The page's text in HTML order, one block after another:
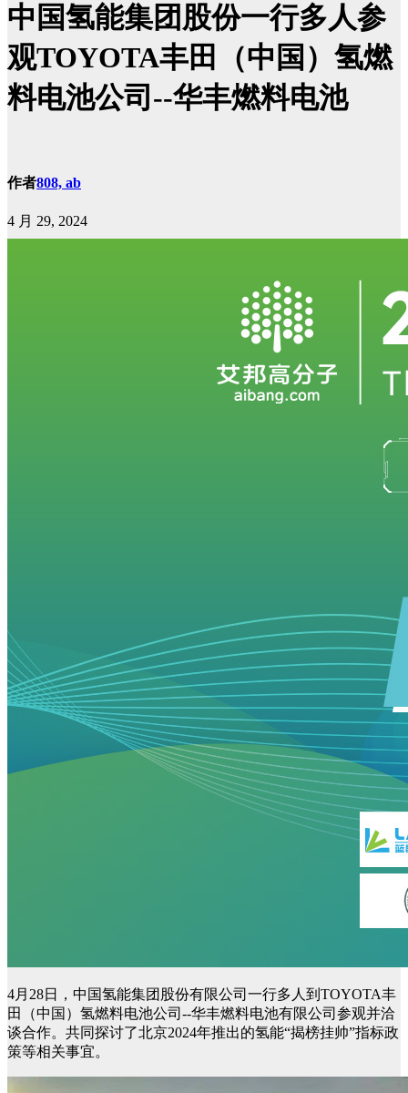
中国氢能集团股份一行多人参
观TOYOTA丰田（中国）氢燃
料电池公司--华丰燃料电池
作者808, ab
4 月 29, 2024
4月28日，中国氢能集团股份有限公司一行多人到TOYOTA丰
田（中国）氢燃料电池公司--华丰燃料电池有限公司参观并洽
谈合作。共同探讨了北京2024年推出的氢能“揭榜挂帅”指标政
策等相关事宜。